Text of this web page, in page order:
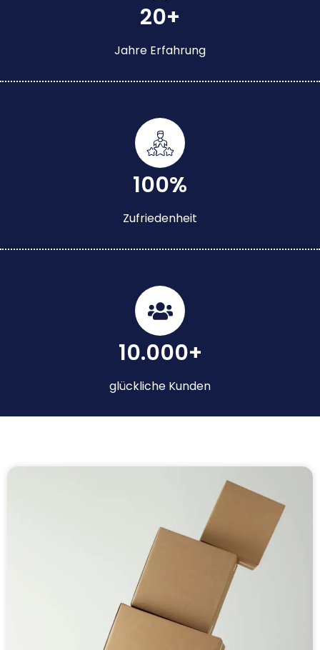
20+
Jahre Erfahrung
100%
Zufriedenheit
10.000+
glückliche Kunden